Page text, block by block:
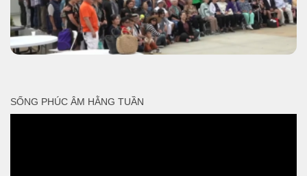
SỐNG PHÚC ÂM HẰNG TUẦN